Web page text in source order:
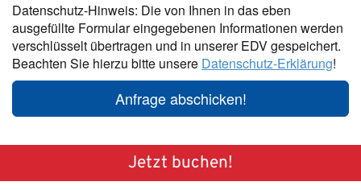
Datenschutz-Hinweis: Die von Ihnen in das eben
ausgefüllte Formular eingegebenen Informationen werden
verschlüsselt übertragen und in unserer EDV gespeichert.
Beachten Sie hierzu bitte unsere Datenschutz-Erklärung!
Anfrage abschicken!
Jetzt buchen!